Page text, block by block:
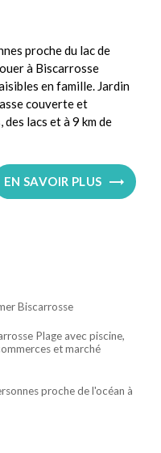
proche du lac de
à Biscarrosse
en famille. Jardin
couverte et
lacs et à 9 km de
EN SAVOIR PLUS
Biscarrosse
Plage avec piscine,
et marché
proche de l'océan à